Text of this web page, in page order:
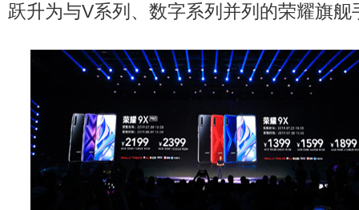
跃升为与V系列、数字系列并列的荣耀旗舰